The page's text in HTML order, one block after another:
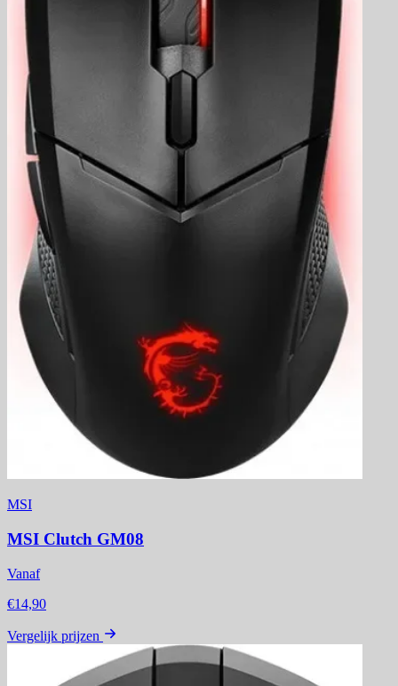
MSI
MSI Clutch GM08
Vanaf
€14,90
Vergelijk prijzen